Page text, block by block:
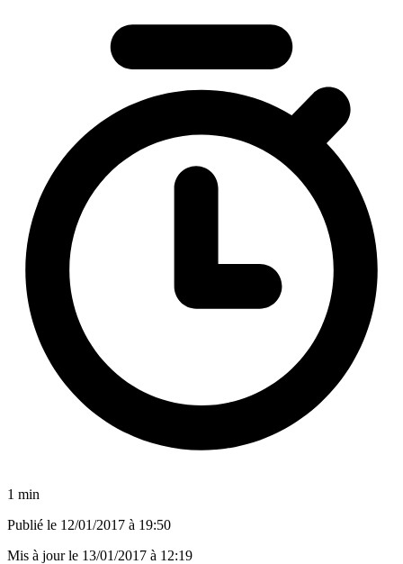
1 min
Publié le 12/01/2017 à 19:50
Mis à jour le 13/01/2017 à 12:19